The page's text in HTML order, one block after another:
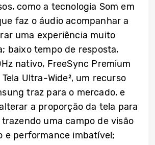
como a tecnologia Som em
faz o áudio acompanhar a
uma experiência muito
baixo tempo de resposta,
nativo, FreeSync Premium
Ultra-Wide², um recurso
traz para o mercado, e
a proporção da tela para
uma campo de visão
e performance imbatível;